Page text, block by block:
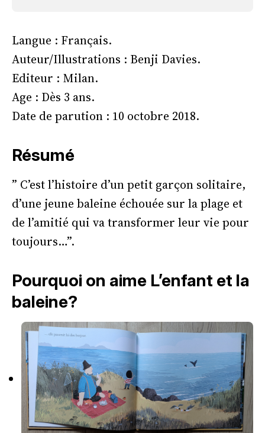
Langue : Français.
Auteur/Illustrations : Benji Davies.
Editeur : Milan.
Age : Dès 3 ans.
Date de parution : 10 octobre 2018.
Résumé
” C’est l’histoire d’un petit garçon solitaire,
d’une jeune baleine échouée sur la plage et
de l’amitié qui va transformer leur vie pour
toujours…”.
Pourquoi on aime L’enfant et la
baleine?